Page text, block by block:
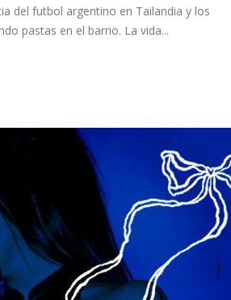
del futbol argentino en Tailandia y los
pastas en el barrio. La vida...